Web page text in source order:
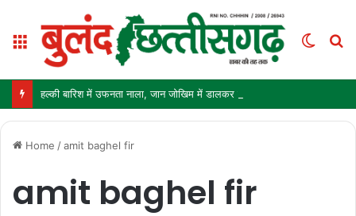
Menu
Switch
Home /amit baghel fir
amit baghel fir